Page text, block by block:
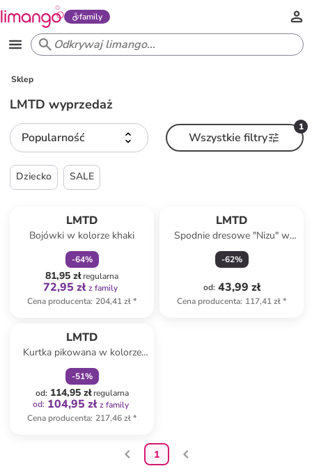
family
Sklep
LMTD wyprzedaż
Popularność
1
Wszystkie filtry
Dziecko SALE
LMTD
Bojówki w kolorze khaki
-64%
81,95 złregularna
72,95 zł z family
Cena producenta: 204,41 zł*
LMTD
Spodnie dresowe "Nizu" w
kolorze białym
-62%
od: 43,99 zł
Cena producenta: 117,41 zł*
LMTD
Kurtka pikowana w kolorze
khaki
-51%
od: 114,95 złregularna
od: 104,95 zł z family
Cena producenta: 217,46 zł*
1